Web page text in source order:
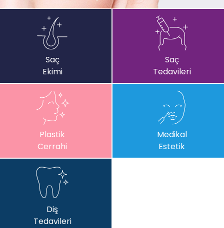
Saç
Ekimi
Saç
Tedavileri
Plastik
Cerrahi
Medikal
Estetik
Diş
Tedavileri